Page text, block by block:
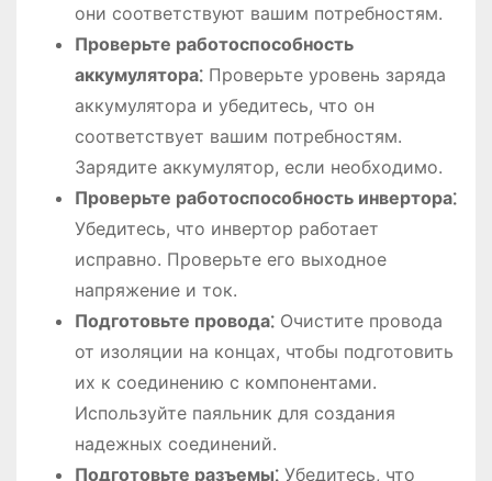
они соответствуют вашим потребностям.
Проверьте работоспособность
аккумулятора⁚Проверьте уровень заряда
аккумулятора и убедитесь, что он
соответствует вашим потребностям.
Зарядите аккумулятор, если необходимо.
Проверьте работоспособность инвертора⁚
Убедитесь, что инвертор работает
исправно. Проверьте его выходное
напряжение и ток.
Подготовьте провода⁚Очистите провода
от изоляции на концах, чтобы подготовить
их к соединению с компонентами.
Используйте паяльник для создания
надежных соединений.
Подготовьте разъемы⁚Убедитесь, что